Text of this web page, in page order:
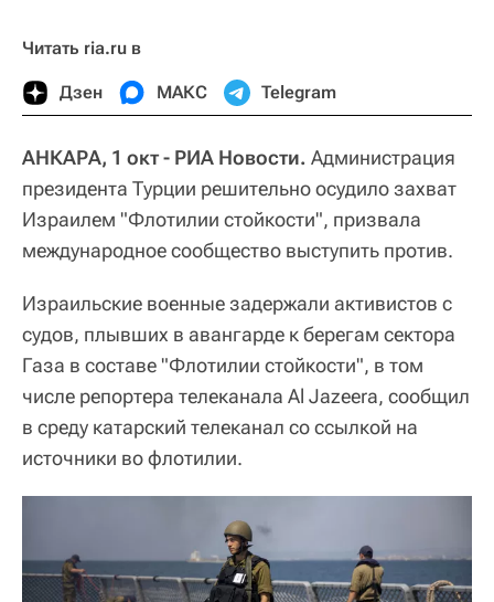
Читать ria.ru в
Дзен МАКС Telegram
АНКАРА, 1 окт - РИА Новости. Администрация
президента Турции решительно осудило захват
Израилем "Флотилии стойкости", призвала
международное сообщество выступить против.
Израильские военные задержали активистов с
судов, плывших в авангарде к берегам сектора
Газа в составе "Флотилии стойкости", в том
числе репортера телеканала Al Jazeera, сообщил
в среду катарский телеканал со ссылкой на
источники во флотилии.